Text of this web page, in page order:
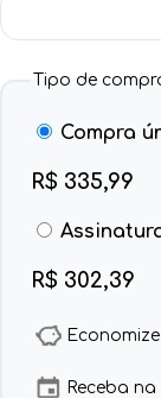
Tipo de
Compra
R$ 335,99
R$ 302,39
Receba